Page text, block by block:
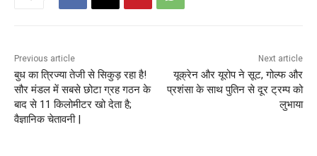
Previous article
बुध का त्रिज्या तेजी से सिकुड़ रहा है!
सौर मंडल में सबसे छोटा ग्रह गठन के
बाद से 11 किलोमीटर खो देता है;
वैज्ञानिक चेतावनी |
Next article
यूक्रेन और यूरोप ने सूट, गोल्फ और
प्रशंसा के साथ पुतिन से दूर ट्रम्प को
लुभाया